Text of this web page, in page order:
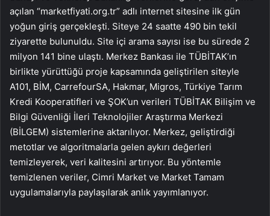
açılan “marketfiyati.org.tr” adlı internet sitesine ilk gün
yoğun giriş gerçekleşti. Siteye 24 saatte 490 bin tekil
ziyarette bulunuldu. Site içi arama sayısı ise bu sürede 2
milyon 141 bine ulaştı. Merkez Bankası ile TÜBİTAK’ın
birlikte yürüttüğü proje kapsamında geliştirilen siteyle
A101, BİM, CarrefourSA, Hakmar, Migros, Türkiye Tarım
Kredi Kooperatifleri ve ŞOK’un verileri TÜBİTAK Bilişim ve
Bilgi Güvenliği İleri Teknolojiler Araştırma Merkezi
(BİLGEM) sistemlerine aktarılıyor. Merkez, geliştirdiği
metotlar ve algoritmalarla gelen aykırı değerleri
temizleyerek, veri kalitesini artırıyor. Bu yöntemle
temizlenen veriler, Cimri Market ve Market Tamam
uygulamalarıyla paylaşılarak anlık yayımlanıyor.